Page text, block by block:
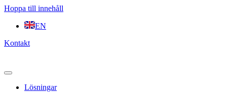
Hoppa till innehåll
EN
Kontakt
Lösningar